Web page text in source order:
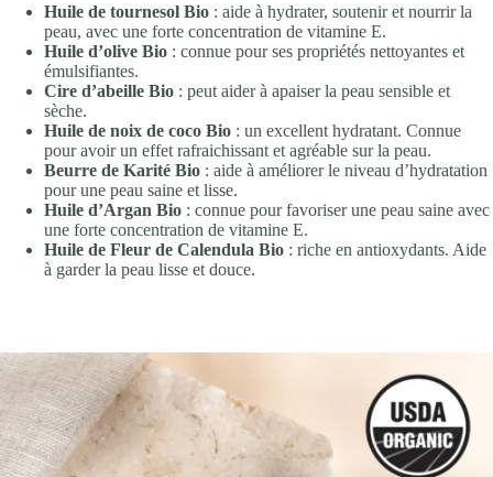
Huile de tournesol Bio : aide à hydrater, soutenir et nourrir la
peau, avec une forte concentration de vitamine E.
Huile d’olive Bio : connue pour ses propriétés nettoyantes et
émulsifiantes.
Cire d’abeille Bio : peut aider à apaiser la peau sensible et
sèche.
Huile de noix de coco Bio : un excellent hydratant. Connue
pour avoir un effet rafraichissant et agréable sur la peau.
Beurre de Karité Bio : aide à améliorer le niveau d’hydratation
pour une peau saine et lisse.
Huile d’Argan Bio : connue pour favoriser une peau saine avec
une forte concentration de vitamine E.
Huile de Fleur de Calendula Bio : riche en antioxydants. Aide
à garder la peau lisse et douce.